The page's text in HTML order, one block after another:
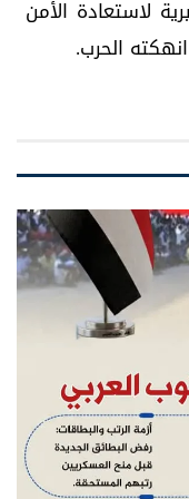
لاستعادة الأمن
الحرب.